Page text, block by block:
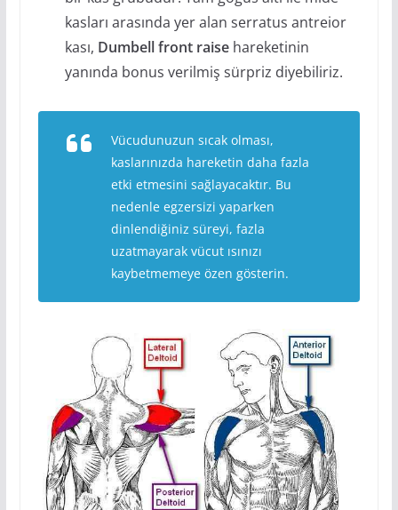
kasları arasında yer alan serratus antreior
kası, Dumbell front raisehareketinin
yanında bonus verilmiş sürpriz diyebiliriz.
Vücudunuzun sıcak olması,
kaslarınızda hareketin daha fazla
etki etmesini sağlayacaktır. Bu
nedenle egzersizi yaparken
dinlendiğiniz süreyi, fazla
uzatmayarak vücut ısınızı
kaybetmemeye özen gösterin.